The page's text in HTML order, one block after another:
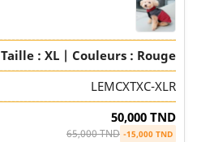
Taille : XL | Couleurs : Rouge
LEMCXTXC-XLR
50,000 TND
65,000 TND -15,000 TND